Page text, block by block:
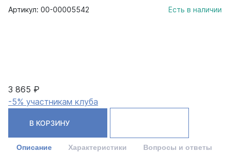
Артикул: 00-00005542 Есть в наличии
3 865 ₽
-5% участникам клуба
В КОРЗИНУ
Описание Характеристики Вопросы и ответы